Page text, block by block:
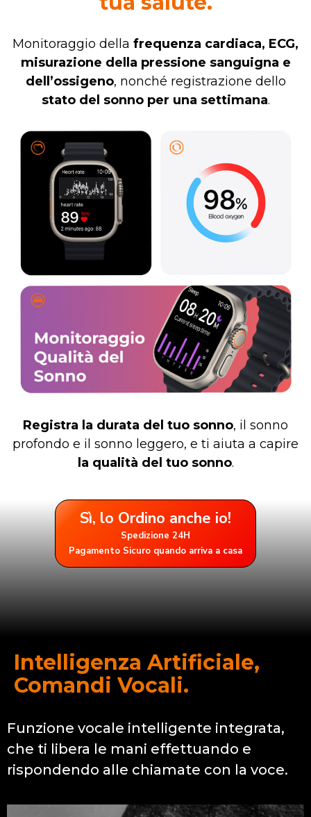
Monitoraggio della frequenza cardiaca, ECG,
misurazione della pressione sanguigna e
dell’ossigeno, nonché registrazione dello
stato del sonno per una settimana.
Registra la durata del tuo sonno, il sonno
profondo e il sonno leggero, e ti aiuta a capire
la qualità del tuo sonno.
Sì, lo Ordino anche io!
Spedizione 24H
Pagamento Sicuro quando arriva a casa
Intelligenza Artificiale,
Comandi Vocali.
Funzione vocale intelligente integrata,
che ti libera le mani effettuando e
rispondendo alle chiamate con la voce.